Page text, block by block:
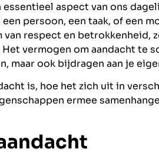
aspect van ons
persoon, een taak, of een
van respect en betrokkenheid,
vermogen om aandacht te
maar ook bijdragen aan je
is, hoe het zich uit in
ermee